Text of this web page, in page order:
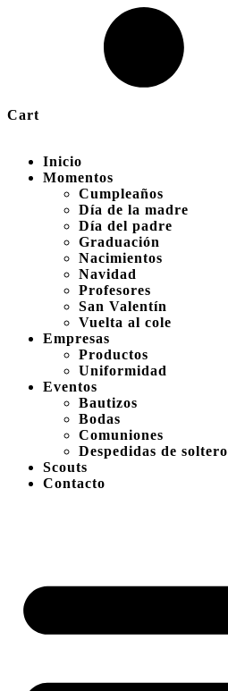
Cart
Inicio
Momentos
Cumpleaños
Día de la madre
Día del padre
Graduación
Nacimientos
Navidad
Profesores
San Valentín
Vuelta al cole
Empresas
Productos
Uniformidad
Eventos
Bautizos
Bodas
Comuniones
Despedidas de soltero
Scouts
Contacto